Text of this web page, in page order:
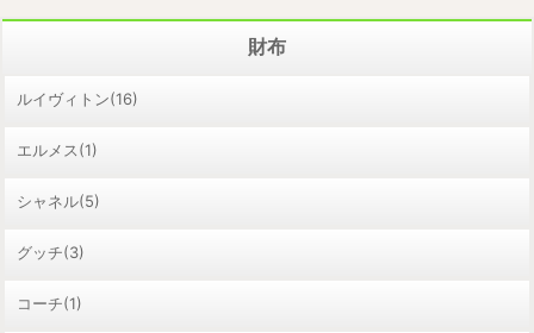
財布
ルイヴィトン(16)
エルメス(1)
シャネル(5)
グッチ(3)
コーチ(1)